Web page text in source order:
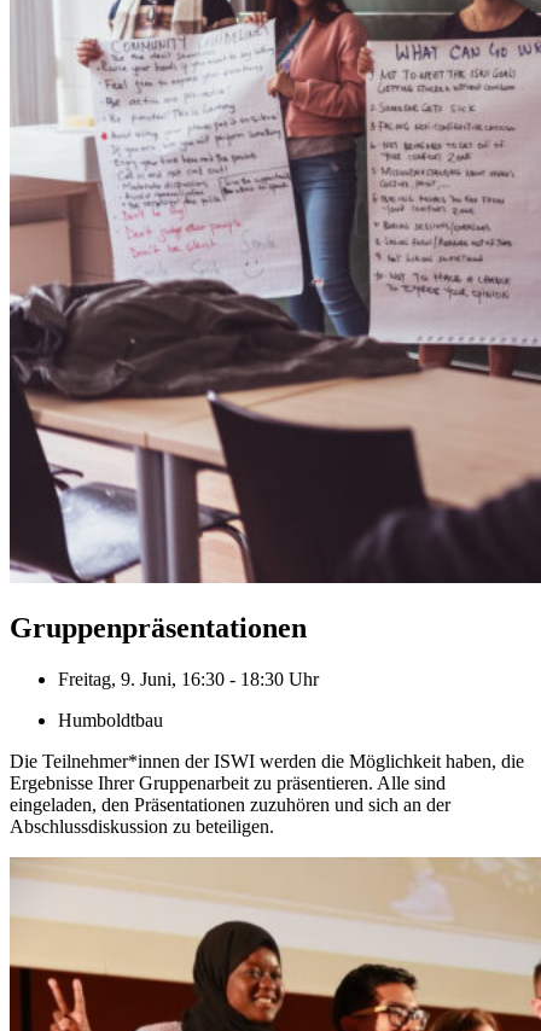
Gruppenpräsentationen
Freitag, 9. Juni, 16:30 - 18:30 Uhr
Humboldtbau
Die Teilnehmer*innen der ISWI werden die Möglichkeit haben, die
Ergebnisse Ihrer Gruppenarbeit zu präsentieren. Alle sind
eingeladen, den Präsentationen zuzuhören und sich an der
Abschlussdiskussion zu beteiligen.